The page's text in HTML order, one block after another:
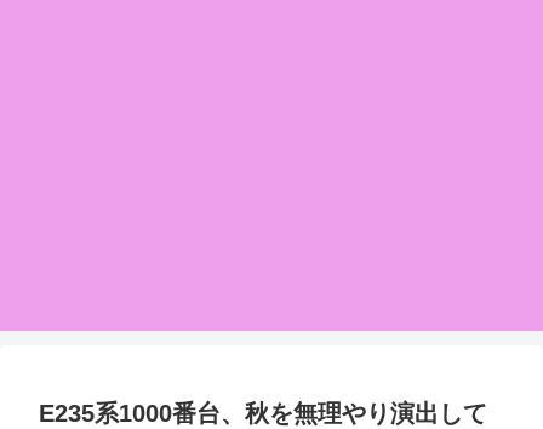
E235系1000番台、秋を無理やり演出して